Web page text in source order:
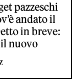
pazzeschi
andato il
in breve:
nuovo